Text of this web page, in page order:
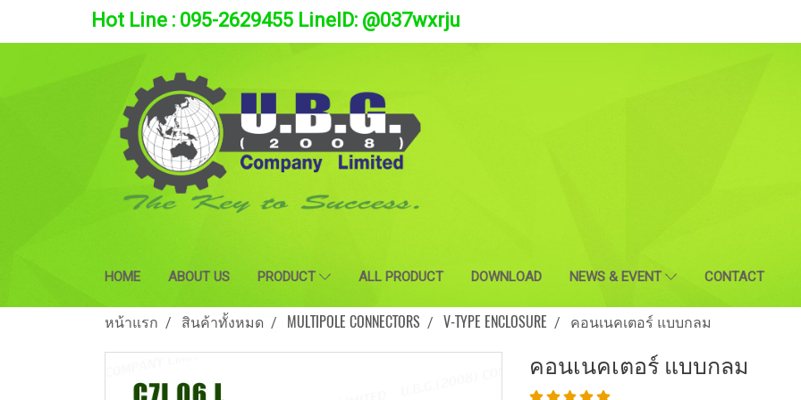
Hot Line : 095-2629455 LineID: @037wxrju
HOME ABOUT US PRODUCT ALL PRODUCT DOWNLOAD NEWS & EVENT CONTACT
หน้าแรก สินค้าทั้งหมด MULTIPOLE CONNECTORS V-TYPE ENCLOSURE คอนเนคเตอร์ แบบกลม
คอนเนคเตอร์ แบบกลม